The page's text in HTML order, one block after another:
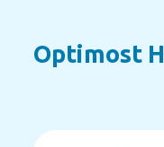
Optimost